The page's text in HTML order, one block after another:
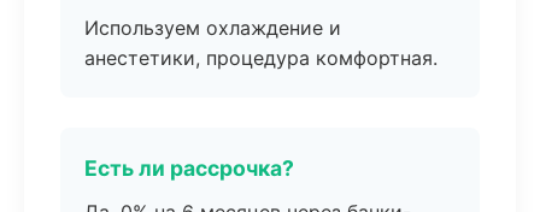
Используем охлаждение и
анестетики, процедура комфортная.
Есть ли рассрочка?